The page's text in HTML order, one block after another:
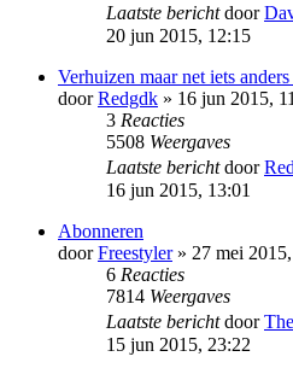
Laatste berichtdoor
20 jun 2015, 12:15
Verhuizen maar net iets
doorRedgdk » 16 jun 2015,
3 Reacties
5508 Weergaves
Laatste berichtdoor
16 jun 2015, 13:01
Abonneren
doorFreestyler» 27 mei
6 Reacties
7814 Weergaves
Laatste berichtdoor
15 jun 2015, 23:22